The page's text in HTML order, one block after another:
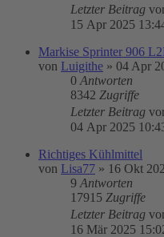
Letzter Beitrag
15 Apr 2025
Markise Sprinter 906
von Luigithe » 04 Apr
0 Antworten
8342 Zugriffe
Letzter Beitrag
04 Apr 2025
Richtiges Kühlmittel
von Lisa77 » 16 Okt
9 Antworten
17915 Zugriffe
Letzter Beitrag
16 Mär 2025